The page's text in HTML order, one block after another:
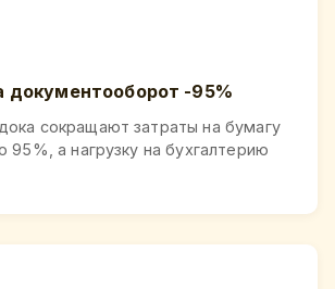
документооборот -95%
сокращают затраты на бумагу
95%, а нагрузку на бухгалтерию